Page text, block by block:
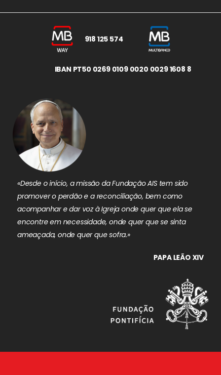
918 125 574
IBAN PT50 0269 0109 0020 0029 1608 8
«Desde o início, a missão da Fundação AIS tem sido
promover o perdão e a reconciliação, bem como
acompanhar e dar voz à Igreja onde quer que ela se
encontre em necessidade, onde quer que se sinta
ameaçada, onde quer que sofra.»
PAPA LEÃO XIV